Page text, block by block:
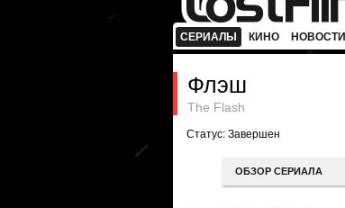
СЕРИАЛЫ КИНО НОВОСТИ
Флэш
The Flash
Статус: Завершен
ОБЗОР СЕРИАЛА